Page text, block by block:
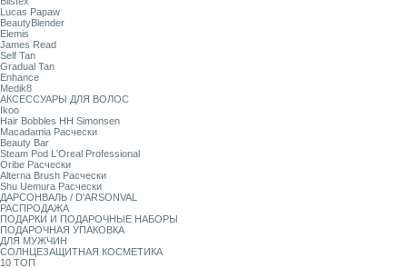
Lucas Papaw
BeautyBlender
Elemis
James Read
Self Tan
Gradual Tan
Enhance
Medik8
АКСЕССУАРЫ ДЛЯ ВОЛОС
Ikoo
Hair Bobbles HH Simonsen
Macadamia Расчески
Beauty Bar
Steam Pod L'Oreal Professional
Oribe Расчески
Alterna Brush Расчески
Shu Uemura Расчески
ДАРСОНВАЛЬ / D'ARSONVAL
РАСПРОДАЖА
ПОДАРКИ И ПОДАРОЧНЫЕ НАБОРЫ
ПОДАРОЧНАЯ УПАКОВКА
ДЛЯ МУЖЧИН
СОЛНЦЕЗАЩИТНАЯ КОСМЕТИКА
10 ТОП